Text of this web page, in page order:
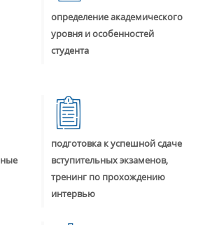
определение академического
уровня и особенностей
студента
подготовка к успешной сдаче
вступительных экзаменов,
тренинг по прохождению
интервью